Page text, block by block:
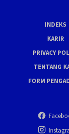
INDEKS
KARIR
PRIVACY
TENTANG
FORM